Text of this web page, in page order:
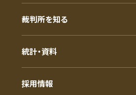
裁判所を知る
統計・資料
採用情報